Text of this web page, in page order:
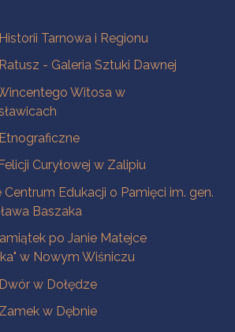
Tarnowa i Regionu
- Galeria Sztuki Dawnej
Witosa w
Curyłowej w Zalipiu
Centrum Edukacji o Pamięci im. gen.
Baszaka
po Janie Matejce
w Nowym Wiśniczu
w Dołędze
w Dębnie